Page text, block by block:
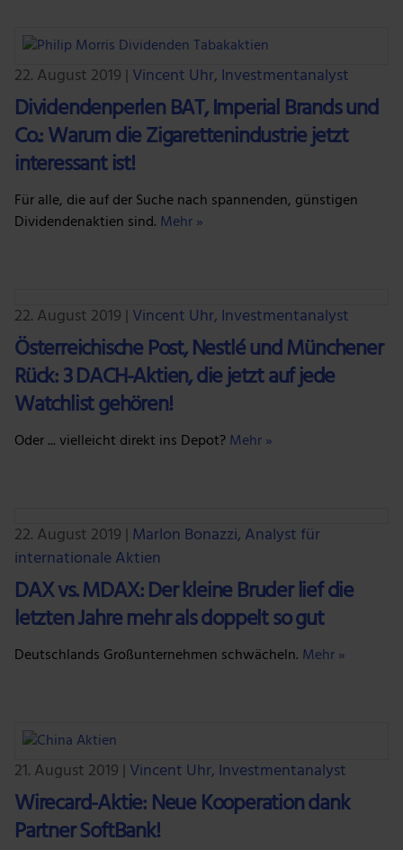
22. August 2019 | Vincent Uhr, Investmentanalyst
Dividendenperlen BAT, Imperial Brands und
Co.: Warum die Zigarettenindustrie jetzt
interessant ist!
Für alle, die auf der Suche nach spannenden, günstigen
Dividendenaktien sind. Mehr »
22. August 2019 | Vincent Uhr, Investmentanalyst
Österreichische Post, Nestlé und Münchener
Rück: 3 DACH-Aktien, die jetzt auf jede
Watchlist gehören!
Oder ... vielleicht direkt ins Depot?Mehr »
22. August 2019 | Marlon Bonazzi, Analyst für
internationale Aktien
DAX vs. MDAX: Der kleine Bruder lief die
letzten Jahre mehr als doppelt so gut
Deutschlands Großunternehmen schwächeln. Mehr »
21. August 2019 | Vincent Uhr, Investmentanalyst
Wirecard-Aktie: Neue Kooperation dank
Partner SoftBank!